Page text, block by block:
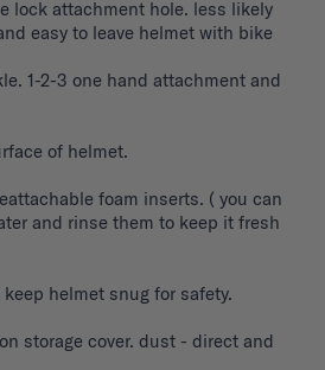
lock attachment hole. less likely
easy to leave helmet with bike
1-2-3 one hand attachment and
of helmet.
foam inserts. ( you can
and rinse them to keep it fresh
helmet snug for safety.
storage cover. dust - direct and